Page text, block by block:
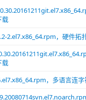
载
2.el7.x86_64.rpm，硬件拓
载
，多语言连